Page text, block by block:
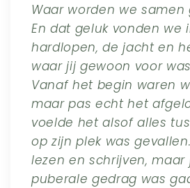
Waar worden we samen
En dat geluk vonden we
hardlopen, de jacht en
waar jij gewoon voor
Vanaf het begin waren
maar pas echt het
voelde het alsof alles
op zijn plek was
lezen en schrijven, maar
puberale gedrag was